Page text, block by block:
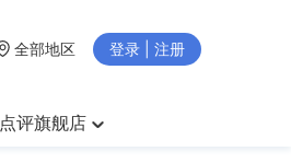
全部地区 登录 | 注册
点评旗舰店